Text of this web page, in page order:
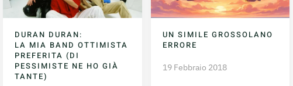
DURAN DURAN:
LA MIA BAND OTTIMISTA
PREFERITA (DI
PESSIMISTE NE HO GIÀ
TANTE)
UN SIMILE GROSSOLANO
ERRORE
19 Febbraio 2018